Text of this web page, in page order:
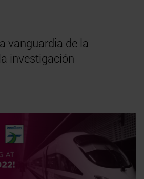
vanguardia de la
investigación